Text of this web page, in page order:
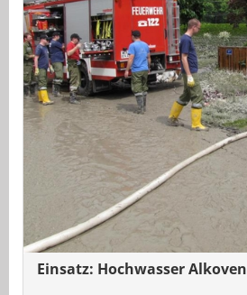
Einsatz: Hochwasser Alkoven